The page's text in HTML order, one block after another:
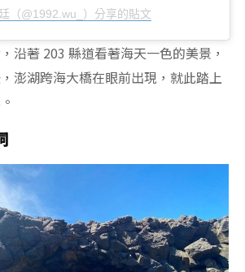
（@1992.wu_）分享的貼文
沿著 203 縣道看著海天一色的美景，
澎湖跨海大橋在眼前出現，就此踏上